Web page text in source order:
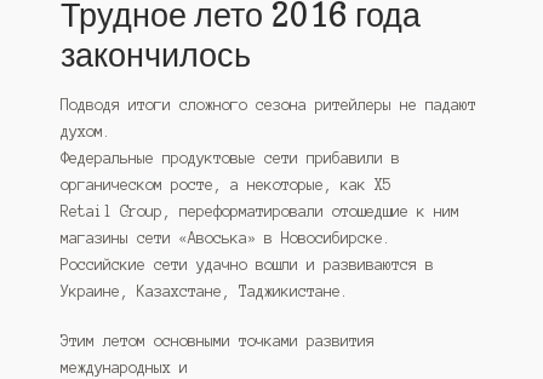
Трудное лето 2016 года
закончилось
Подводя итоги сложного сезона ритейлеры не падают
духом.
Федеральные продуктовые сети прибавили в
органическом росте, а некоторые, как Х5
Retail Group, переформатировали отошедшие к ним
магазины сети «Авоська» в Новосибирске.
Российские сети удачно вошли и развиваются в
Украине, Казахстане, Таджикистане.
Этим летом основными точками развития
международных и